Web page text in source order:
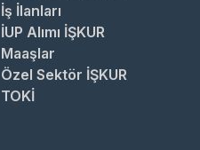
İş İlanları
İUP Alımı İŞKUR
Maaşlar
Özel Sektör İŞKUR
TOKİ